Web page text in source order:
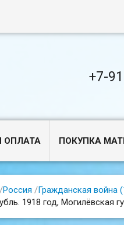
+7-
ОПЛАТА ПОКУПКА
/Россия /Гражданская война
1918 год, Могилёвская